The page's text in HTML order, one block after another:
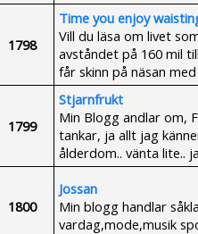
1798
Time you enjoy
Vill du läsa om livet
avståndet på 160 mil
får skinn på näsan
1799
Stjarnfrukt
Min Blogg andlar om,
tankar, ja allt jag
ålderdom.. vänta lite..
1800
Jossan
Min blogg handlar
vardag,mode,musik